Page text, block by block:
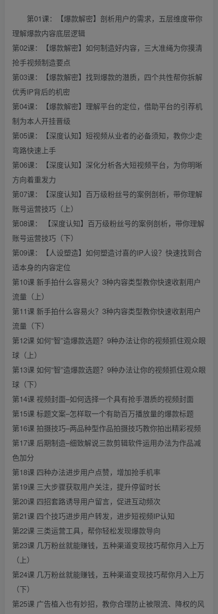
第01课：【爆款解密】剖析用户的需求，五层维度带你
理解爆款内容底层逻辑
第02课：【爆款解密】如何制造好内容，三大准绳为你摸清
抢手视频制造要点
第03课：【爆款解密】找到爆款的潜质，四个共性帮你拆解
优秀IP背后的机密
第04课：【爆款解密】理解平台的定位，借助平台的引荐机
制为本人开挂晋级
第05课：【深度认知】短视频从业者的必备须知，教你少走
弯路快速上手
第06课：【深度认知】深化分析各大短视频平台，为你明晰
方向着重发力
第07课：【深度认知】百万级粉丝号的案例剖析，带你理解
账号运营技巧（上）
第08课： 【深度认知】百万级粉丝号的案例剖析，带你理解
账号运营技巧（下）
第09课：【人设塑造】如何塑造讨喜的IP人设？快速找到合
适本身的内容定位
第10课 新手拍什么容易火？3种内容类型教你快速收割用户
流量（上）
第11课 新手拍什么容易火？3种内容类型教你快速收割用户
流量（下）
第12课 如何“智”造爆款选题？9种办法让你的视频抓住观众眼
球（上）
第13课 如何“智”造爆款选题？9种办法让你的视频抓住观众眼
球（下）
第14课 视频封面–如何选择一个具有抢手潜质的视频封面
第15课 标题文案–怎样取一个有助百万播放量的爆款标题
第16课 拍摄技巧–两品种型作品拍摄技巧教你拍出精彩视频
第17课 后期制造–细致解说三款剪辑软件运用办法为作品减
色加分
第18课 四种办法进步用户点赞，增加抢手机率
第19课 三大步骤获取用户关注，提升停留时长
第20课 四招套路诱导用户留言，促进互动频次
第21课 四个技巧进步用户转发，进步短视频IP认知
第22课 三类运营工具，帮你轻松发现爆款导向
第23课 几万粉丝就能赚钱，五种渠道变现技巧帮你月入上万
（上）
第24课 几万粉丝就能赚钱，五种渠道变现技巧帮你月入上万
（下）
第25课 广告植入也有妙招，教你合理防止被限流、降权的风